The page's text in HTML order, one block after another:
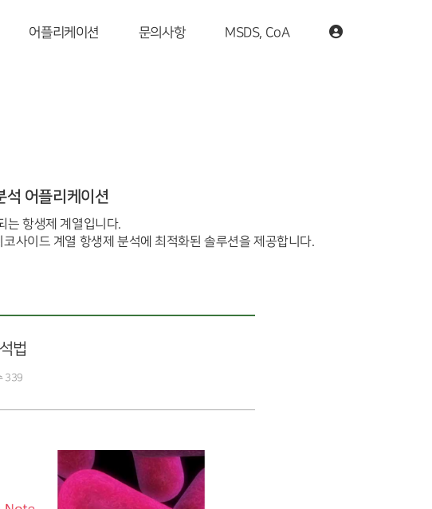
어플리케이션 문의사항 MSDS, CoA
어플리케이션
는 항생제 계열입니다.
사이드 계열 항생제 분석에 최적화된 솔루션을 제공합니다.
법
339